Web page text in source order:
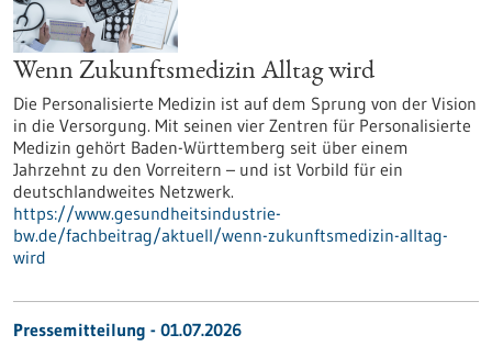
Wenn Zukunftsmedizin Alltag wird
Die Personalisierte Medizin ist auf dem Sprung von der Vision
in die Versorgung. Mit seinen vier Zentren für Personalisierte
Medizin gehört Baden-Württemberg seit über einem
Jahrzehnt zu den Vorreitern – und ist Vorbild für ein
deutschlandweites Netzwerk.
https://www.gesundheitsindustrie-
bw.de/fachbeitrag/aktuell/wenn-zukunftsmedizin-alltag-
wird
Pressemitteilung - 01.07.2026